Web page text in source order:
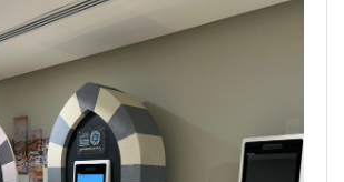
الموقع الإلكتروني الذي سيكون بوابة
للبطولة العالمية للبلياردز. حرصنا على أن
الاستخدام وغني بالمحتوى التفاعلي والخدمات
ستعزز تجربة المستخدمين."
وأضاف: "يتضمن الموقع معلومات مفصلة عن